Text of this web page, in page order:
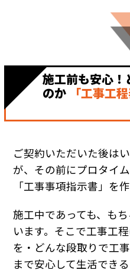
施工前も安心！
のか
「工事工
ご契約いただいた後は
が、その前にプロタイ
「工事事項指示書」を作
施工中であっても、も
います。そこで工事工
を・どんな段取りで工
まで安心して生活でき